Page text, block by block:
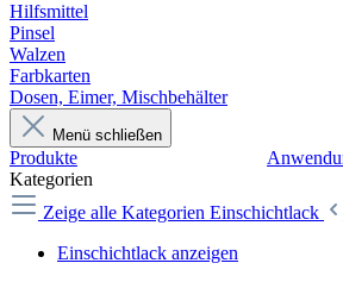
Hilfsmittel
Pinsel
Walzen
Farbkarten
Dosen, Eimer, Mischbehälter
Menü schließen
Produkte
Kategorien
Zeige alle Kategorien Einschichtlack
Einschichtlack anzeigen